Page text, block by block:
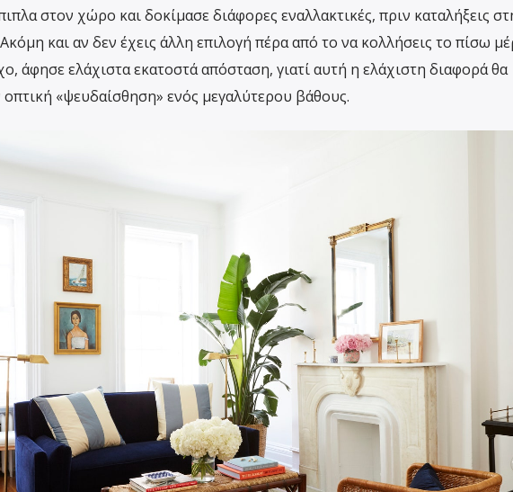
στον χώρο και δοκίμασε διάφορες εναλλακτικές, πριν καταλήξεις
και αν δεν έχεις άλλη επιλογή πέρα από το να κολλήσεις το πίσω
άφησε ελάχιστα εκατοστά απόσταση, γιατί αυτή η ελάχιστη διαφορά θα
«ψευδαίσθηση» ενός μεγαλύτερου βάθους.